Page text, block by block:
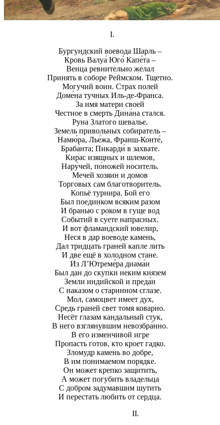
I.
Бургундский воевода Шарль –
Кровь Валуа́ Юго́ Капе́та –
Венца ревнительно желал
Принять в соборе Реймском. Тщетно.
Могучий воин. Страх полей
Доме́на тучных Иль-де-Франса.
За имя матери своей
Честное в смерть Дина́на стался.
Руна Златого шевалье.
Земель привольных собиратель –
Намю́ра, Лье́жа, Франш-Конте́,
Браба́нта; Пикарди́ в захвате.
Кирас изящных и шлемов,
Нару́чей, по́ножей носитель.
Мечей хозяин и домов
Торговых сам благотворитель.
Копьё турнира. Бой его
Был поединком всяким разом
И бранью с роком в гуще вод
Событий в суете напрасных.
И вот фламандский ювелир,
Неся в дар воеводе камень,
Дал тридцать граней капле лить
И две ещё в холодном стане.
Из Л’Ютреме́ра диама́н
Был дан до скупки неким князем
Земли индийской и преда́н
С наказом о старинном сглазе.
Мол, самоцвет имеет дух,
Средь граней свет томя коварно.
Несёт глазам кандальный стук,
В него взглянувшим невозбра́нно.
В его изменчивой игре
Пропасть готов, кто кроет гадко.
Зломудр камень во добре,
В им понимаемом порядке.
Он может крепко защитить,
А может погубить владельца
С добром задумавшим шутить
И перестать любить от сердца.
II.